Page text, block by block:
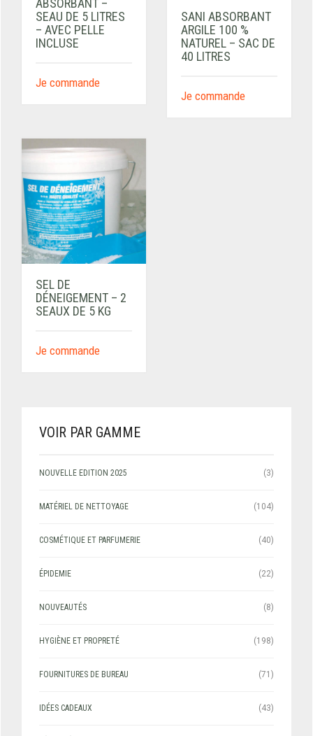
ABSORBANT –
SEAU DE 5 LITRES
– AVEC PELLE
INCLUSE
Je commande
SANI ABSORBANT
ARGILE 100 %
NATUREL – SAC DE
40 LITRES
Je commande
SEL DE
DÉNEIGEMENT – 2
SEAUX DE 5 KG
Je commande
VOIR PAR GAMME
NOUVELLE EDITION 2025 (3)
MATÉRIEL DE NETTOYAGE (104)
COSMÉTIQUE ET PARFUMERIE (40)
ÉPIDEMIE (22)
NOUVEAUTÉS (8)
HYGIÈNE ET PROPRETÉ (198)
FOURNITURES DE BUREAU (71)
IDÉES CADEAUX (43)